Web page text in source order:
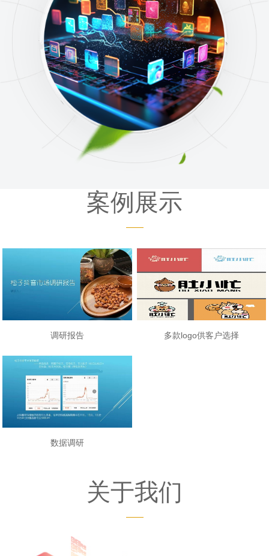
案例展示
调研报告 多款logo供客户选择
数据调研
关于我们